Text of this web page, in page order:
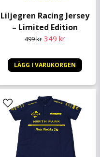
Liljegren Racing Jersey
– Limited Edition
499 kr 349 kr
LÄGG I VARUKORGEN